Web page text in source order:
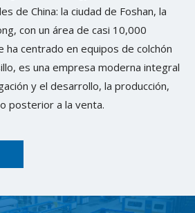
de China: la ciudad de Foshan, la
con un área de casi 10,000
ha centrado en equipos de colchón
es una empresa moderna integral
y el desarrollo, la producción,
posterior a la venta.